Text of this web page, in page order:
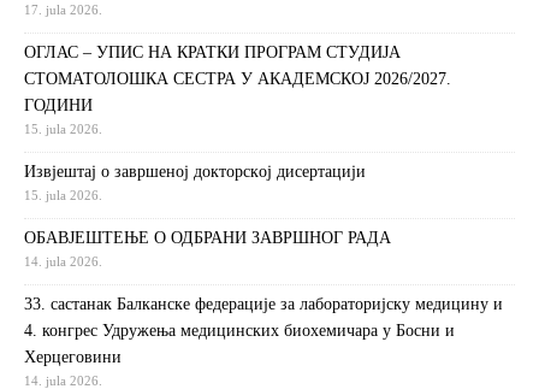
17. jula 2026.
ОГЛАС – УПИС НА КРАТКИ ПРОГРАМ СТУДИЈА
СТОМАТОЛОШКА СЕСТРА У АКАДЕМСКОЈ 2026/2027.
ГОДИНИ
15. jula 2026.
Извjeштaj o зaвршeнoj дoктoрскoj дисeртaциjи
15. jula 2026.
ОБАВЈЕШТЕЊЕ О ОДБРАНИ ЗАВРШНОГ РАДА
14. jula 2026.
33. састанак Балканске федерације за лабораторијску медицину и
4. конгрес Удружења медицинских биохемичара у Босни и
Херцеговини
14. jula 2026.